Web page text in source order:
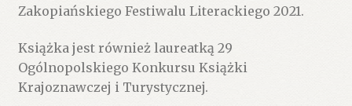
Zakopiańskiego Festiwalu Literackiego 2021.
Książka jest również laureatką 29
Ogólnopolskiego Konkursu Książki
Krajoznawczej i Turystycznej.